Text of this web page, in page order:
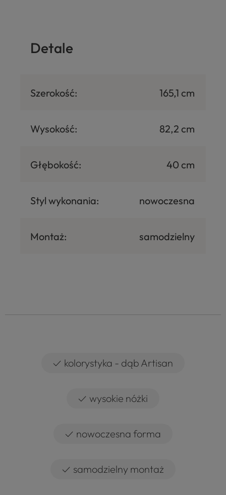
Detale
Szerokość: 165,1 cm
Wysokość: 82,2 cm
Głębokość: 40 cm
Styl wykonania: nowoczesna
Montaż: samodzielny
✓ kolorystyka - dąb Artisan
✓ wysokie nóżki
✓ nowoczesna forma
✓ samodzielny montaż